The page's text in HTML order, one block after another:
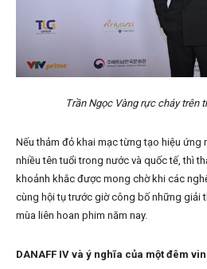
Trần Ngọc Vàng rực cháy trên
Nếu thảm đỏ khai mạc từng tạo hiệu ứng
nhiều tên tuổi trong nước và quốc tế, thì
khoảnh khắc được mong chờ khi các
cùng hội tụ trước giờ công bố những giải
mùa liên hoan phim năm nay.
DANAFF IV và ý nghĩa của một đêm